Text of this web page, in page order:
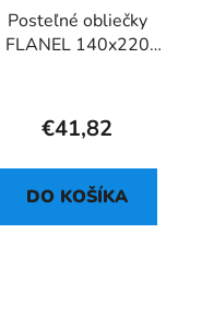
Posteľné obliečky
FLANEL 140x220
€41,82
DO KOŠÍKA